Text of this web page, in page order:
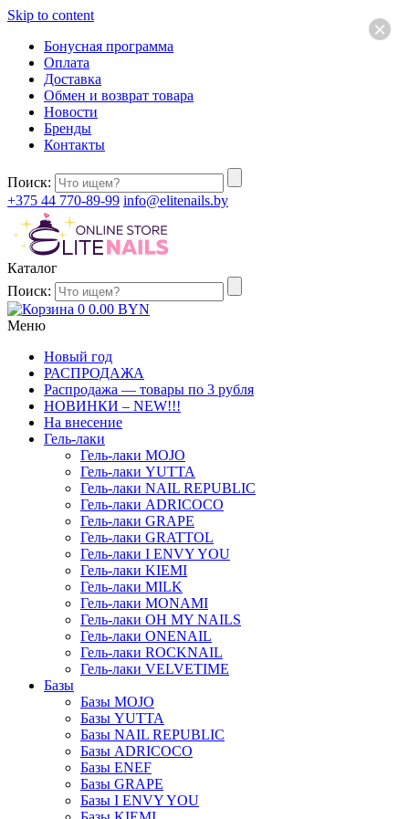
Skip to content
Бонусная программа
Оплата
Доставка
Обмен и возврат товара
Новости
Бренды
Контакты
Поиск:
+375 44 770-89-99 info@elitenails.by
Каталог
Поиск:
0 0.00 BYN
Меню
Новый год
РАСПРОДАЖА
Распродажа — товары по 3 рубля
НОВИНКИ – NEW!!!
На внесение
Гель-лаки
Гель-лаки MOJO
Гель-лаки YUTTA
Гель-лаки NAIL REPUBLIC
Гель-лаки ADRICOCO
Гель-лаки GRAPE
Гель-лаки GRATTOL
Гель-лаки I ENVY YOU
Гель-лаки KIEMI
Гель-лаки MILK
Гель-лаки MONAMI
Гель-лаки OH MY NAILS
Гель-лаки ONENAIL
Гель-лаки ROCKNAIL
Гель-лаки VELVETIME
Базы
Базы MOJO
Базы YUTTA
Базы NAIL REPUBLIC
Базы ADRICOCO
Базы ENEF
Базы GRAPE
Базы I ENVY YOU
×